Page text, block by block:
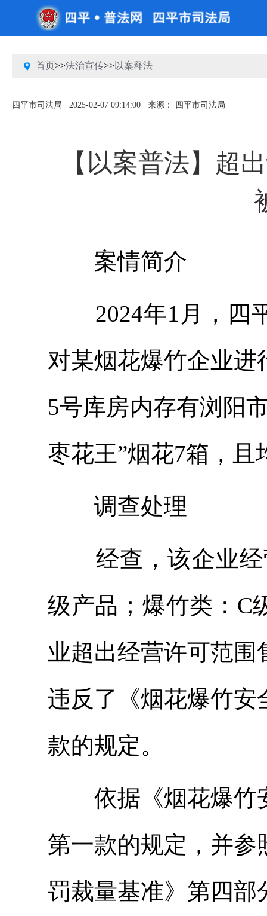
首页>>法治宣传>>以案释法
四平市司法局 2025-02-07 09:14:00 来源： 四平市司法局
【以案普法】超
案情简介
2024年1月，四
对某烟花爆竹企业
5号库房内存有浏阳
枣花王”烟花7箱，
调查处理
经查，该企业
级产品；爆竹类：C
业超出经营许可范
违反了《烟花爆竹安
款的规定。
依据《烟花爆竹
第一款的规定，并
罚裁量基准》第四部